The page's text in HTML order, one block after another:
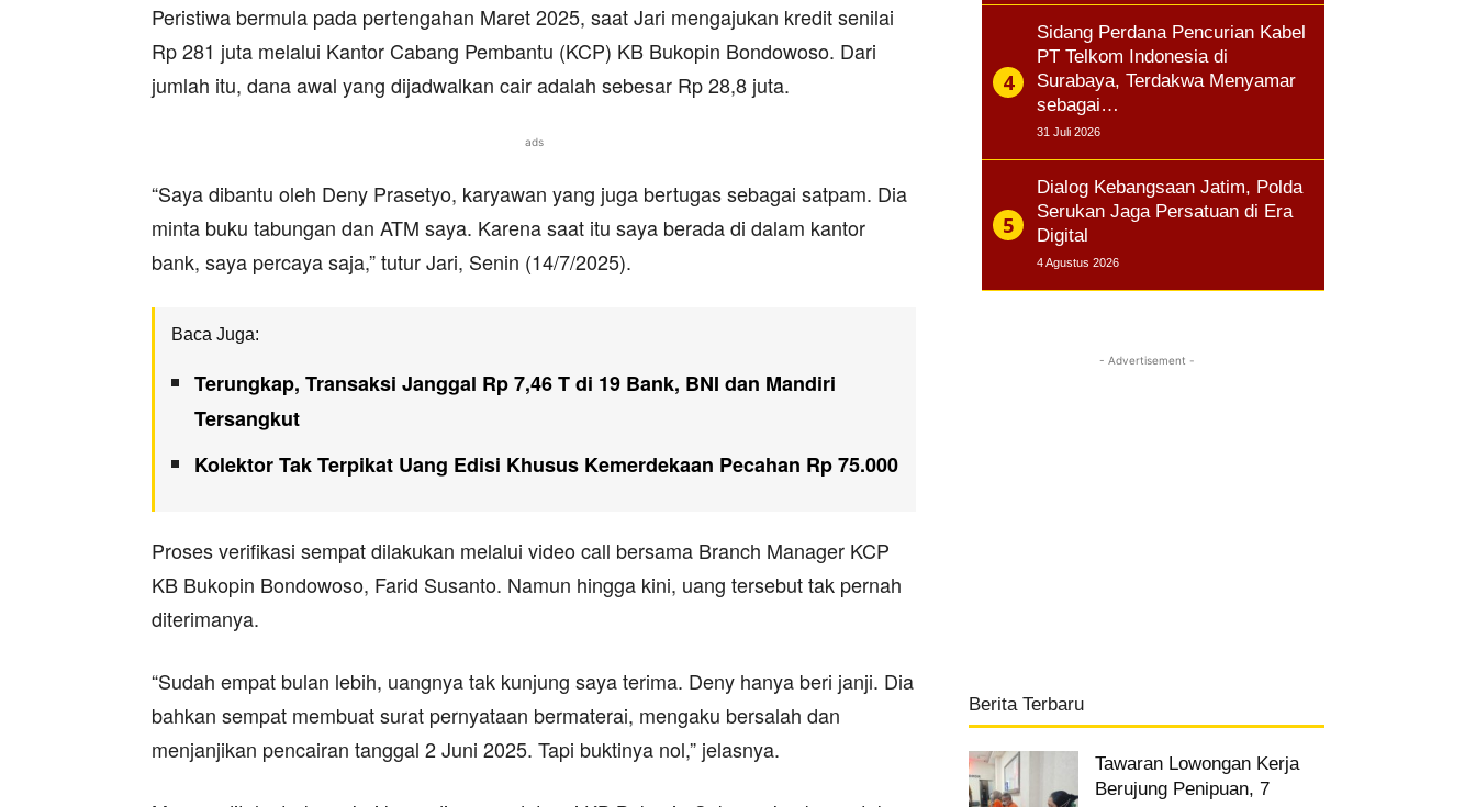
Peristiwa bermula pada pertengahan Maret 2025, saat Jari mengajukan kredit senilai
Rp 281 juta melalui Kantor Cabang Pembantu (KCP) KB Bukopin Bondowoso. Dari
jumlah itu, dana awal yang dijadwalkan cair adalah sebesar Rp 28,8 juta.
ads
“Saya dibantu oleh Deny Prasetyo, karyawan yang juga bertugas sebagai satpam. Dia
minta buku tabungan dan ATM saya. Karena saat itu saya berada di dalam kantor
bank, saya percaya saja,” tutur Jari, Senin (14/7/2025).
Baca Juga:
Terungkap, Transaksi Janggal Rp 7,46 T di 19 Bank, BNI dan Mandiri
Tersangkut
Kolektor Tak Terpikat Uang Edisi Khusus Kemerdekaan Pecahan Rp 75.000
Proses verifikasi sempat dilakukan melalui video call bersama Branch Manager KCP
KB Bukopin Bondowoso, Farid Susanto. Namun hingga kini, uang tersebut tak pernah
diterimanya.
“Sudah empat bulan lebih, uangnya tak kunjung saya terima. Deny hanya beri janji. Dia
bahkan sempat membuat surat pernyataan bermaterai, mengaku bersalah dan
menjanjikan pencairan tanggal 2 Juni 2025. Tapi buktinya nol,” jelasnya.
Sidang Perdana Pencurian Kabel
PT Telkom Indonesia di
Surabaya, Terdakwa Menyamar
sebagai…
31 Juli 2026
Dialog Kebangsaan Jatim, Polda
Serukan Jaga Persatuan di Era
Digital
4 Agustus 2026
- Advertisement -
Berita Terbaru
Tawaran Lowongan Kerja
Berujung Penipuan, 7